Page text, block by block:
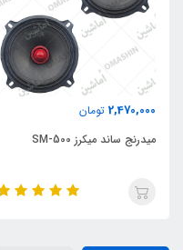
2,470,000 تومان
میدرنج ساند میکرز SM-500